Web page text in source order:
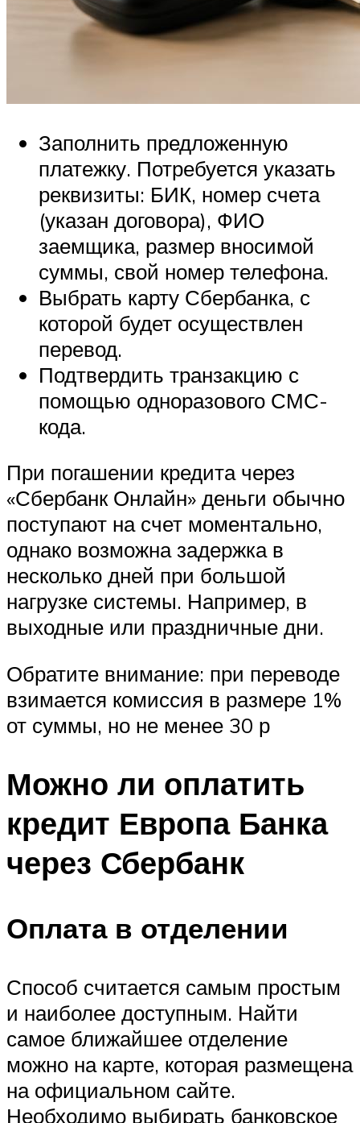
Заполнить предложенную
платежку. Потребуется указать
реквизиты: БИК, номер счета
(указан договора), ФИО
заемщика, размер вносимой
суммы, свой номер телефона.
Выбрать карту Сбербанка, с
которой будет осуществлен
перевод.
Подтвердить транзакцию с
помощью одноразового СМС-
кода.
При погашении кредита через
«Сбербанк Онлайн» деньги обычно
поступают на счет моментально,
однако возможна задержка в
несколько дней при большой
нагрузке системы. Например, в
выходные или праздничные дни.
Обратите внимание: при переводе
взимается комиссия в размере 1%
от суммы, но не менее 30 р
Можно ли оплатить
кредит Европа Банка
через Сбербанк
Оплата в отделении
Способ считается самым простым
и наиболее доступным. Найти
самое ближайшее отделение
можно на карте, которая размещена
на официальном сайте.
Необходимо выбирать банковское